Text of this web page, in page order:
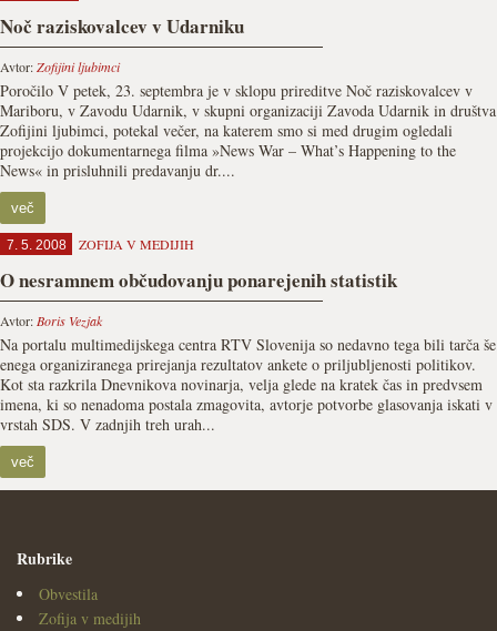
Noč raziskovalcev v Udarniku
Avtor:Zofijini ljubimci
Poročilo V petek, 23. septembra je v sklopu prireditve Noč raziskovalcev v
Mariboru, v Zavodu Udarnik, v skupni organizaciji Zavoda Udarnik in društva
Zofijini ljubimci, potekal večer, na katerem smo si med drugim ogledali
projekcijo dokumentarnega filma »News War – What’s Happening to the
News« in prisluhnili predavanju dr....
več
7. 5. 2008 ZOFIJA V MEDIJIH
O nesramnem občudovanju ponarejenih statistik
Avtor: Boris Vezjak
Na portalu multimedijskega centra RTV Slovenija so nedavno tega bili tarča še
enega organiziranega prirejanja rezultatov ankete o priljubljenosti politikov.
Kot sta razkrila Dnevnikova novinarja, velja glede na kratek čas in predvsem
imena, ki so nenadoma postala zmagovita, avtorje potvorbe glasovanja iskati v
vrstah SDS. V zadnjih treh urah...
več
Rubrike
Obvestila
Zofija v medijih